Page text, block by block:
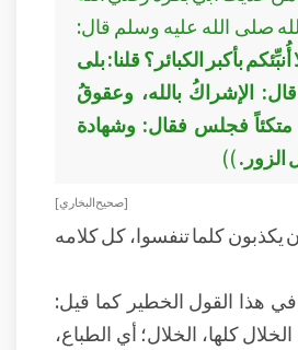
صلى الله عليه وسلم قال:
أُنبِّئكم بأكبر الكبائر؟ قلنا: بلى
الإشراكُ بالله، وعقوقُ
متكئاً فجلس فقال: وشهادة
الزور.))
[ صحيح البخاري ]
يكذبون كلما تنفسوا، كل كلامه
في هذا القول الخطير كما قيل:
كلها، الخلال؛ أي الطباع،